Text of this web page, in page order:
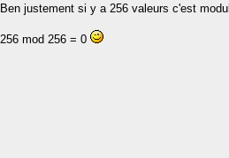
Ben justement si y a 256 valeurs c'est
256 mod 256 = 0